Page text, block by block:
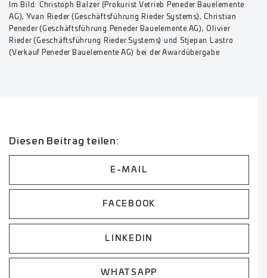
Im Bild: Christoph Balzer (Prokurist Vetrieb Peneder Bauelemente
AG), Yvan Rieder (Geschäftsführung Rieder Systems), Christian
Peneder (Geschäftsführung Peneder Bauelemente AG), Olivier
Rieder (Geschäftsführung Rieder Systems) und Stjepan Lastro
(Verkauf Peneder Bauelemente AG) bei der Awardübergabe
Diesen Beitrag teilen:
E-MAIL
FACEBOOK
LINKEDIN
WHATSAPP